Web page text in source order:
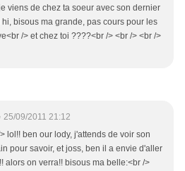
viens de chez ta soeur avec son dernier
hi, bisous ma grande, pas cours pour les
/> et chez toi ????<br /> <br /> <br />
25/09/2011 21:12
lol!! ben our lody, j'attends de voir son
pour savoir, et joss, ben il a envie d'aller
alors on verra!! bisous ma belle:<br />